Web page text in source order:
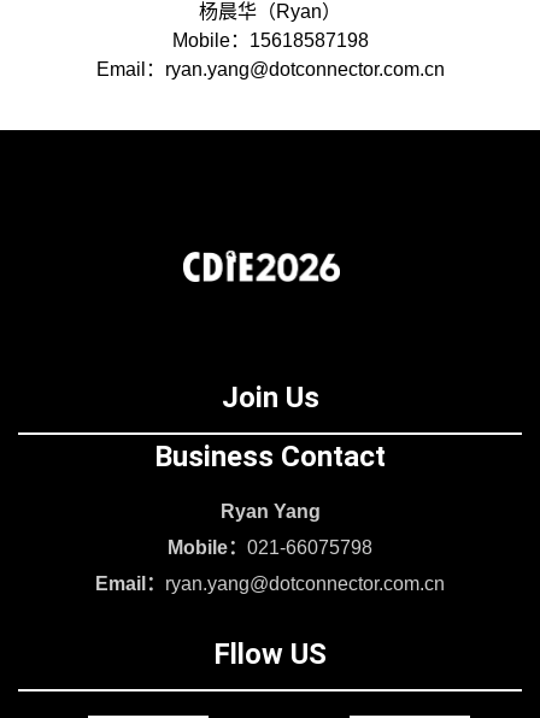
杨晨华（Ryan）
Mobile：15618587198
Email：ryan.yang@dotconnector.com.cn
Join Us
Business Contact
Ryan Yang
Mobile： 021-66075798
Email： ryan.yang@dotconnector.com.cn
Fllow US